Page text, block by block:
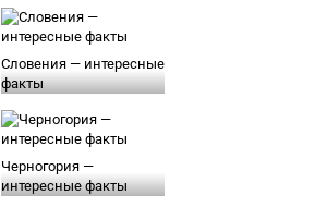
Словения — интересные
факты
Черногория —
интересные факты